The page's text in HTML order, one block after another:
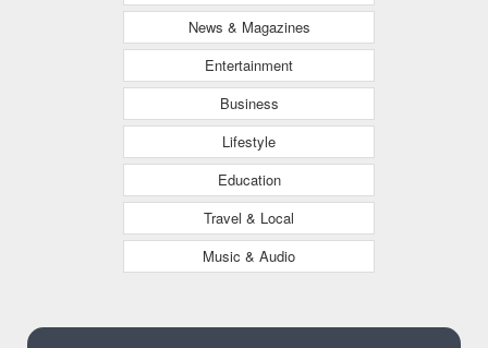
News & Magazines
Entertainment
Business
Lifestyle
Education
Travel & Local
Music & Audio